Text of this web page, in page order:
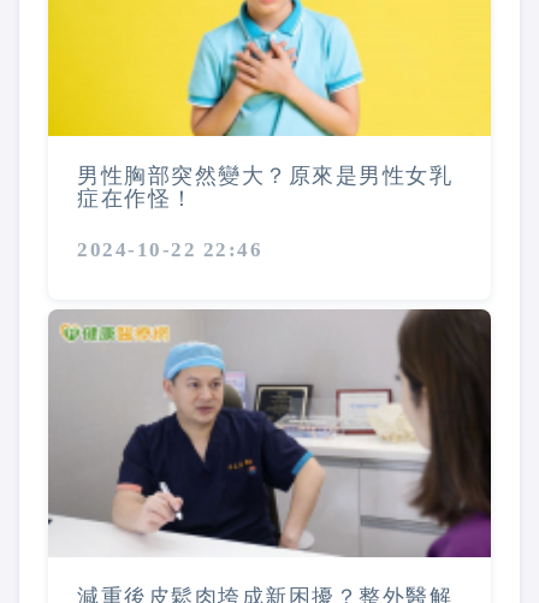
男性胸部突然變大？原來是男性女乳
症在作怪！
2024-10-22 22:46
減重後皮鬆肉垮成新困擾？整外醫解